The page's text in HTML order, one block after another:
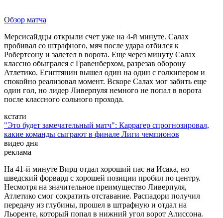
Обзор матча
Мерсисайдцы открыли счет уже на 4-й минуте. Салах
пробивал со штрафного, мяч после удара отбился к
Робертсону и залетел в ворота. Еще через минуту Салах
классно обыгрался с Гравенберхом, разрезав оборону
Атлетико. Египтянин вышел один на один с голкипером и
спокойно реализовал момент. Вскоре Салах мог забить еще
один гол, но лидер Ливерпуля немного не попал в ворота
после классного сольного прохода.
кстати
"Это будет замечательный матч": Каррагер спрогнозировал,
какие команды сыграют в финале Лиги чемпионов
видео дня
реклама
На 41-й минуте Вирц отдал хороший пас на Исака, но
шведский форвард с хорошей позиции пробил по центру.
Несмотря на значительное преимущество Ливерпуля,
Атлетико смог сократить отставание. Распадори получил
передачу из глубины, прошел в штрафную и отдал на
Льоренте, который попал в нижний угол ворот Алиссона.